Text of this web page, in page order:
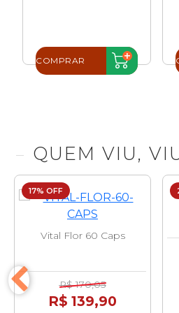
COMPRAR
QUEM VIU,
17% OFF
Vital Flor 60 Caps
R$ 170,05
R$ 139,90